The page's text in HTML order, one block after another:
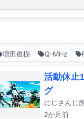
増田俊樹 Q-MHz
活動休止
グ
2か月前